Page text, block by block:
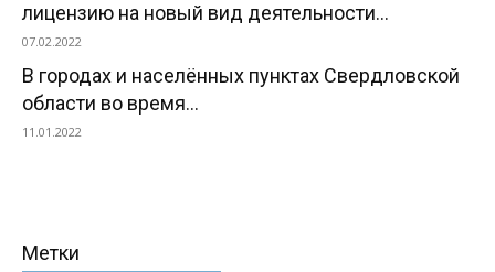
лицензию на новый вид деятельности...
07.02.2022
В городах и населённых пунктах Свердловской
области во время...
11.01.2022
Метки